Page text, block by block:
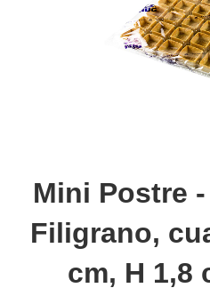
Mini Postre
Filigrano,
cm, H 1,8